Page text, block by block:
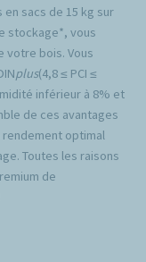
sacs de 15 kg sur
stockage*, vous
votre bois. Vous
plus(4,8 ≤ PCI ≤
inférieur à 8% et
de ces avantages
optimal
Toutes les raisons
de